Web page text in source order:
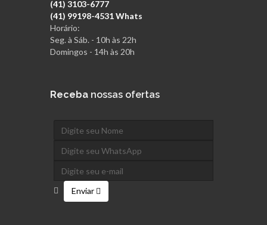
(41) 3103-6777
(41) 99198-4531 Whats
Horário:
Seg. à Sáb. - 10h às 22h
Domingos - 14h às 20h
Receba nossas ofertas
Enviar